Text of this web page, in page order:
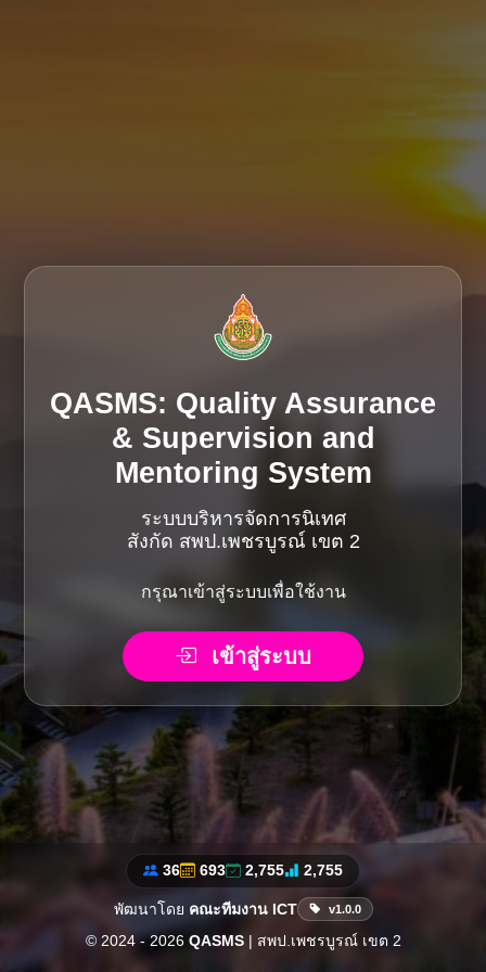
QASMS: Quality Assurance
& Supervision and
Mentoring System
ระบบบริหารจัดการนิเทศ
สังกัด สพป.เพชรบูรณ์ เขต 2
กรุณาเข้าสู่ระบบเพื่อใช้งาน
เข้าสู่ระบบ
© 2024 - 2026 QASMS| สพป.เพชรบูรณ์ เขต 2
36 693 2,755 2,755
พัฒนาโดย คณะทีมงาน ICT v1.0.0